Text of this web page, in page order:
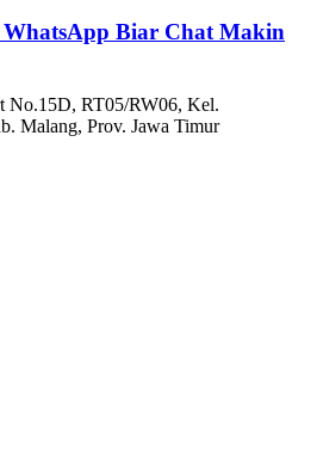
Biar Chat Makin
No.15D, RT05/RW06, Kel.
Malang, Prov. Jawa Timur